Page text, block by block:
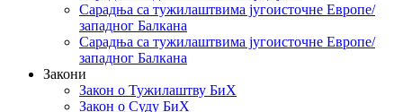
Сарадња са тужилаштвима југоисточне Европе/
западног Балкана
Сарадња са тужилаштвима југоисточне Европе/
западног Балкана
Закони
Закон о Тужилаштву БиХ
Закон о Суду БиХ